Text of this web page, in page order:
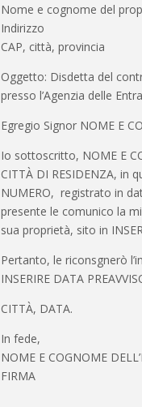
Nome e cognome del
Indirizzo
CAP, città, provincia
Oggetto: Disdetta del
presso l’Agenzia delle
Egregio Signor NOME E
Io sottoscritto, NOME E
CITTÀ DI RESIDENZA, in
NUMERO, registrato in
presente le comunico la
sua proprietà, sito in
Pertanto, le riconsgnerò
INSERIRE DATA
CITTÀ, DATA.
In fede,
NOME E COGNOME
FIRMA